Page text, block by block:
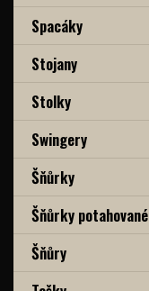
Spacáky
Stojany
Stolky
Swingery
Šňůrky
Šňůrky potahované
Šňůry